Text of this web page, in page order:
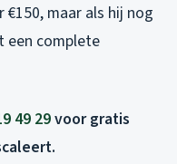
maar als hij nog
een complete
49 29voor gratis